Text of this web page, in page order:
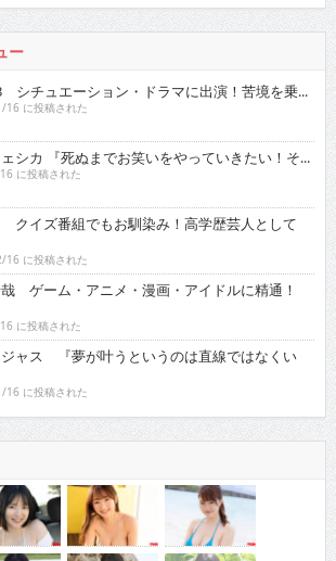
ー
シチュエーション・ドラマに出演！苦境を乗...
16 に投稿された
シカ 『死ぬまでお笑いをやっていきたい！そ...
に投稿された
クイズ番組でもお馴染み！高学歴芸人として
16 に投稿された
ゲーム・アニメ・漫画・アイドルに精通！
に投稿された
ャス 『夢が叶うというのは直線ではなくい
16 に投稿された